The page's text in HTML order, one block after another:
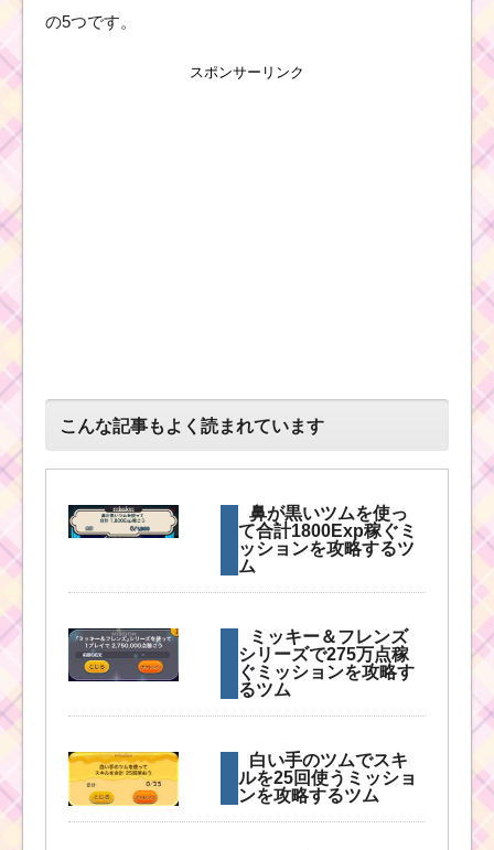
なぞって40チェーン・
ョンを攻略するツム
ツムツム8月ピクサーパ
ッション内容と攻略
2016年1月にミ
14枚目・15枚目
が追加決定！
の5つです。
スポンサーリンク
こんな記事もよく読まれています
鼻が黒いツムを使っ
て合計1800Exp稼ぐミ
ッションを攻略するツ
ム
ミッキー＆フレンズ
シリーズで275万点稼
ぐミッションを攻略す
るツム
白い手のツムでスキ
ルを25回使うミッショ
ンを攻略するツム